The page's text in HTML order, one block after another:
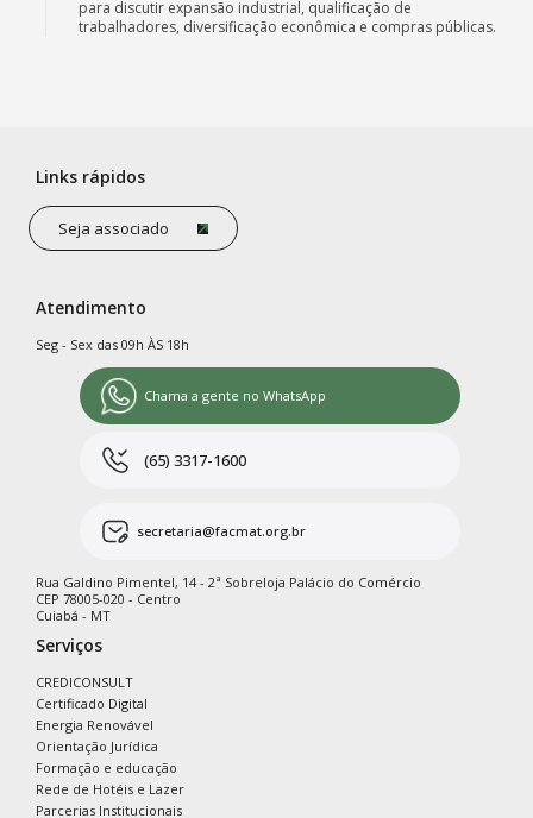
para discutir expansão industrial, qualificação de
trabalhadores, diversificação econômica e compras públicas.
Links rápidos
Seja associado
Atendimento
Seg - Sex das 09h ÀS 18h
Chama a gente no WhatsApp
(65) 3317-1600
secretaria@facmat.org.br
Rua Galdino Pimentel, 14 - 2ª Sobreloja Palácio do Comércio
CEP 78005-020 - Centro
Cuiabá - MT
Serviços
CREDICONSULT
Certificado Digital
Energia Renovável
Orientação Jurídica
Formação e educação
Rede de Hotéis e Lazer
Parcerias Institucionais